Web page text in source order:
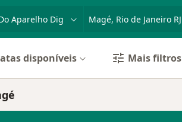
cidade ou região
disponíveis Mais filtros